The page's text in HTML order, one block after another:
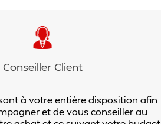
Conseiller Client
à votre entière disposition afin
et de vous conseiller au